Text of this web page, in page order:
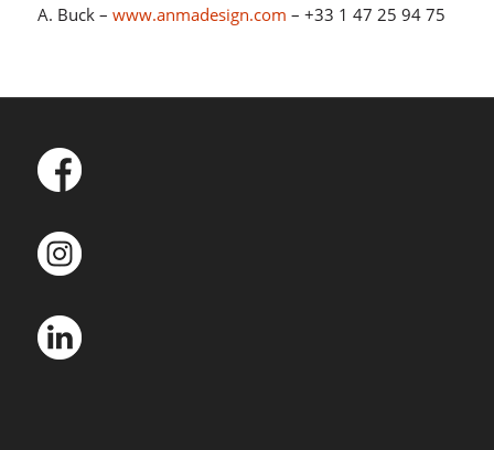
A. Buck – www.anmadesign.com – +33 1 47 25 94 75